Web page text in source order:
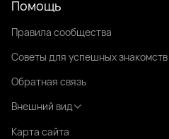
Помощь
Правила сообщества
Советы для успешных знакомств
Обратная связь
Внешний вид
Карта сайта